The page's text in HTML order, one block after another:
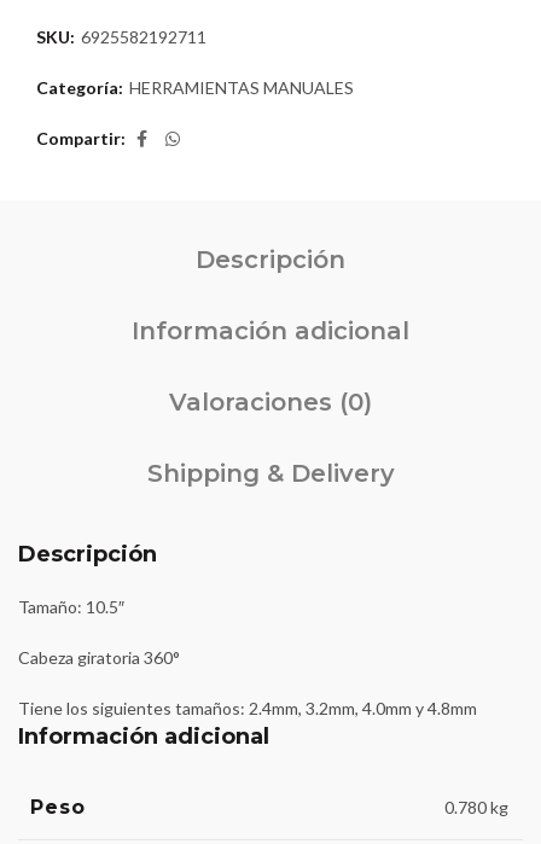
SKU: 6925582192711
Categoría: HERRAMIENTAS MANUALES
Compartir
Descripción
Información adicional
Valoraciones (0)
Shipping & Delivery
Descripción
Tamaño: 10.5″
Cabeza giratoria 360°
Tiene los siguientes tamaños: 2.4mm, 3.2mm, 4.0mm y 4.8mm
Información adicional
Peso 0.780 kg